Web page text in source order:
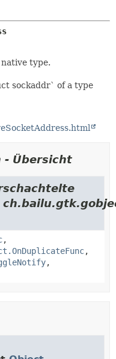
type.
sockaddr` of a type
- Übersicht
,
,
,